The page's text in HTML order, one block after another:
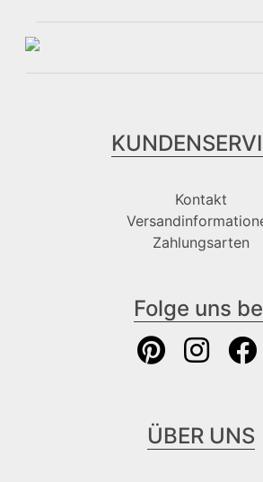
Kontakt
Zahlungsarten
Folge uns
ÜBER UNS